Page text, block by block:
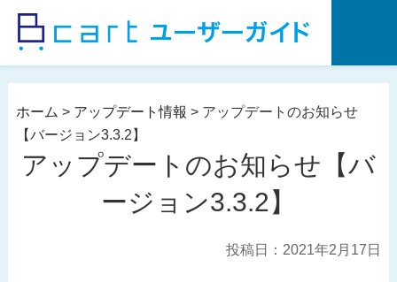
ホーム > アップデート情報 > アップデートのお知らせ
【バージョン3.3.2】
アップデートのお知らせ【バ
ージョン3.3.2】
投稿日：2021年2月17日